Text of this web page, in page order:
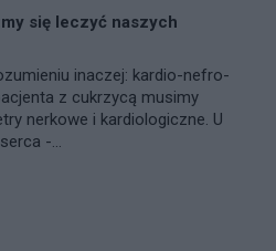
się leczyć naszych
inaczej: kardio-nefro-
z cukrzycą musimy
nerkowe i kardiologiczne. U
-...